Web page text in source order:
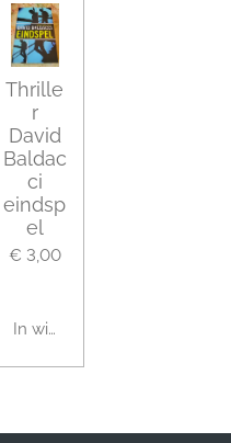
Thrille
r
David
Baldac
ci
eindsp
el
€ 3,00
In winkelwagen